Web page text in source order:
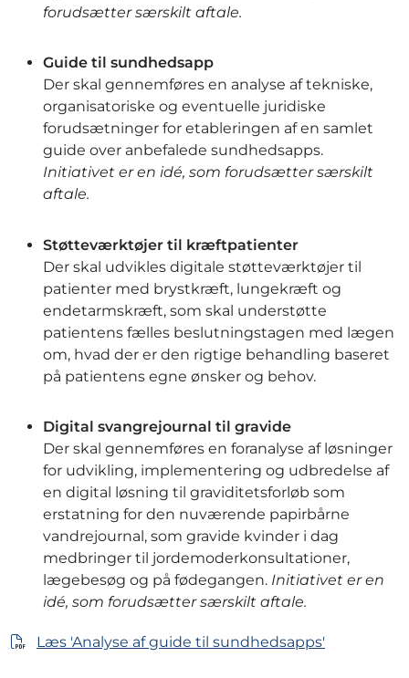
forudsætter særskilt aftale.
Guide til sundhedsapp
Der skal gennemføres en analyse af tekniske,
organisatoriske og eventuelle juridiske
forudsætninger for etableringen af en samlet
guide over anbefalede sundhedsapps.
Initiativet er en idé, som forudsætter særskilt
aftale.
Støtteværktøjer til kræftpatienter
Der skal udvikles digitale støtteværktøjer til
patienter med brystkræft, lungekræft og
endetarmskræft, som skal understøtte
patientens fælles beslutningstagen med lægen
om, hvad der er den rigtige behandling baseret
på patientens egne ønsker og behov.
Digital svangrejournal til gravide
Der skal gennemføres en foranalyse af løsninger
for udvikling, implementering og udbredelse af
en digital løsning til graviditetsforløb som
erstatning for den nuværende papirbårne
vandrejournal, som gravide kvinder i dag
medbringer til jordemoderkonsultationer,
lægebesøg og på fødegangen. Initiativet er en
idé, som forudsætter særskilt aftale.
Læs 'Analyse af guide til sundhedsapps'